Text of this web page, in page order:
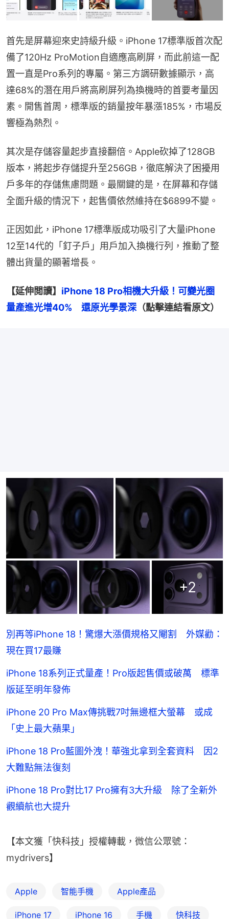
首先是屏幕迎來史詩級升級。iPhone 17標準版首次配
備了120Hz ProMotion自適應高刷屏，而此前這一配
置一直是Pro系列的專屬。第三方調研數據顯示，高
達68%的潛在用戶將高刷屏列為換機時的首要考量因
素。開售首周，標準版的銷量按年暴漲185%，市場反
響極為熱烈。
其次是存儲容量起步直接翻倍。Apple砍掉了128GB
版本，將起步存儲提升至256GB，徹底解決了困擾用
戶多年的存儲焦慮問題。最關鍵的是，在屏幕和存儲
全面升級的情況下，起售價依然維持在$6899不變。
正因如此，iPhone 17標準版成功吸引了大量iPhone
12至14代的「釘子戶」用戶加入換機行列，推動了整
體出貨量的顯著增長。
【延伸閲讀】 iPhone 18 Pro相機大升級！可變光圈
量產進光增40%　還原光學景深（點擊連結看原文）
+2
別再等iPhone 18！驚爆大漲價規格又閹割 外媒勸：
現在買17最賺
iPhone 18系列正式量產！Pro版起售價或破萬 標準
版延至明年發佈
iPhone 20 Pro Max傳挑戰7吋無邊框大螢幕 或成
「史上最大蘋果」
iPhone 18 Pro藍圖外洩！華強北拿到全套資料 因2
大難點無法復刻
iPhone 18 Pro對比17 Pro擁有3大升級 除了全新外
觀續航也大提升
【本文獲「快科技」授權轉載，微信公眾號：
mydrivers】
Apple 智能手機 Apple產品
iPhone 17 iPhone 16 手機 快科技